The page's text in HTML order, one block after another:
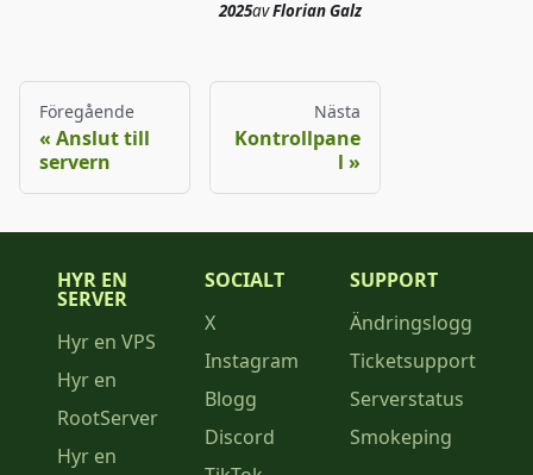
2025avFlorian Galz
Föregående
Anslut till
servern
Nästa
Kontrollpane
l
HYR EN
SERVER
Hyr en VPS
Hyr en
RootServer
Hyr en
SOCIALT
X
Instagram
Blogg
Discord
SUPPORT
Ändringslogg
Ticketsupport
Serverstatus
Smokeping